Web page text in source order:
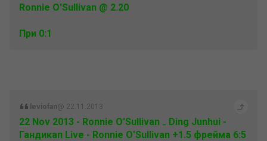
Ronnie O'Sullivan @ 2.20
При 0:1
leviofan@ 22.11.2013
22 Nov 2013 - Ronnie O'Sullivan ₋ Ding Junhui -
Гандикап Live - Ronnie O'Sullivan +1.5 фрейма 6:5